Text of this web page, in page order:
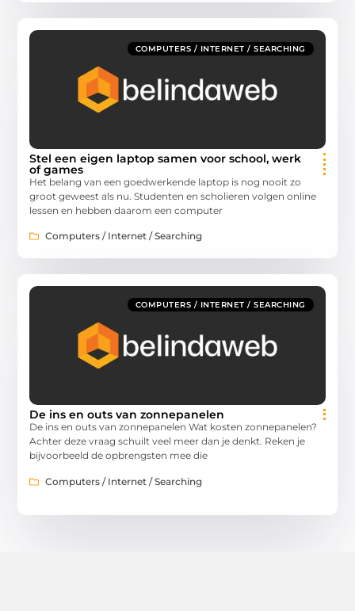
COMPUTERS / INTERNET / SEARCHING
Stel een eigen laptop samen voor school, werk
of games
Het belang van een goedwerkende laptop is nog nooit zo
groot geweest als nu. Studenten en scholieren volgen online
lessen en hebben daarom een computer
Computers / Internet / Searching
COMPUTERS / INTERNET / SEARCHING
De ins en outs van zonnepanelen
De ins en outs van zonnepanelen Wat kosten zonnepanelen?
Achter deze vraag schuilt veel meer dan je denkt. Reken je
bijvoorbeeld de opbrengsten mee die
Computers / Internet / Searching